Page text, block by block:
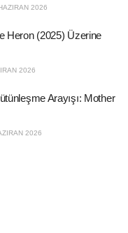
2026
Heron (2025) Üzerine
2026
Arayışı: Mother
2026